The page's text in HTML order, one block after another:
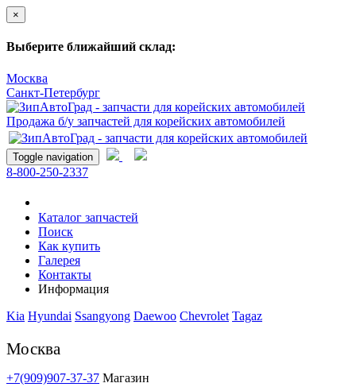
×
Выберите ближайший склад:
Москва
Санкт-Петербург
Продажа б/у запчастей для корейских автомобилей
Toggle navigation
8-800-250-2337
Каталог запчастей
Поиск
Как купить
Галерея
Контакты
Информация
Kia Hyundai Ssangyong Daewoo Chevrolet Tagaz
Москва
+7(909)907-37-37 Магазин